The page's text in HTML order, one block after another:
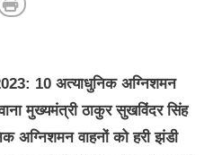
10 अत्याधुनिक अग्निशमन
मुख्यमंत्री ठाकुर सुखविंदर सिंह
वाहनों को हरी झंडी